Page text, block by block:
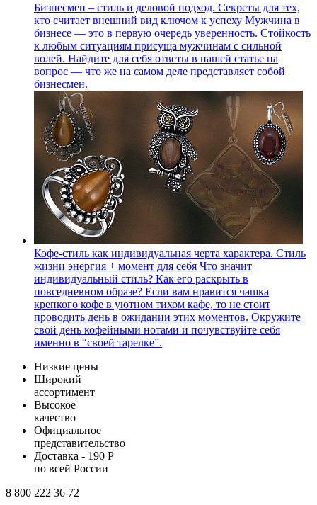
Бизнесмен – стиль и деловой подход. Секреты для тех,
кто считает внешний вид ключом к успеху Мужчина в
бизнесе — это в первую очередь уверенность. Стойкость
к любым ситуациям присуща мужчинам с сильной
волей. Найдите для себя ответы в нашей статье на
вопрос — что же на самом деле представляет собой
бизнесмен.
Кофе-стиль как индивидуальная черта характера. Стиль
жизни энергия + момент для себя Что значит
индивидуальный стиль? Как его раскрыть в
повседневном образе? Если вам нравится чашка
крепкого кофе в уютном тихом кафе, то не стоит
проводить день в ожидании этих моментов. Окружите
свой день кофейными нотами и почувствуйте себя
именно в “своей тарелке”.
Низкие цены
Широкий
ассортимент
Высокое
качество
Официальное
представительство
Доставка - 190 Р
по всей России
8 800 222 36 72